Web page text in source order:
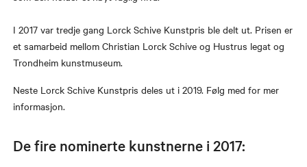
I 2017 var tredje gang Lorck Schive Kunstpris ble delt ut. Prisen er
et samarbeid mellom Christian Lorck Schive og Hustrus legat og
Trondheim kunstmuseum.
Neste Lorck Schive Kunstpris deles ut i 2019. Følg med for mer
informasjon.
De fire nominerte kunstnerne i 2017: